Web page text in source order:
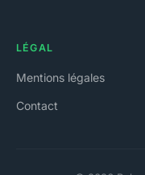
LÉGAL
Mentions légales
Contact